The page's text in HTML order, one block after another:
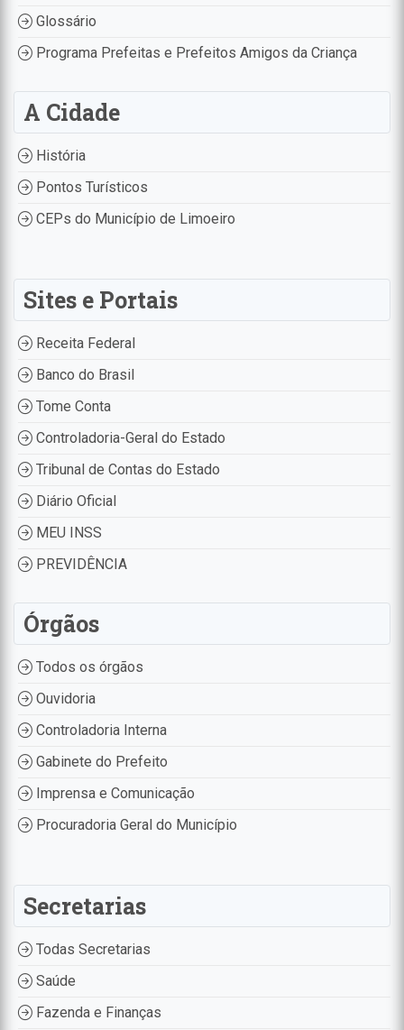
Glossário
Programa Prefeitas e Prefeitos Amigos da Criança
A Cidade
História
Pontos Turísticos
CEPs do Município de Limoeiro
Sites e Portais
Receita Federal
Banco do Brasil
Tome Conta
Controladoria-Geral do Estado
Tribunal de Contas do Estado
Diário Oficial
MEU INSS
PREVIDÊNCIA
Órgãos
Todos os órgãos
Ouvidoria
Controladoria Interna
Gabinete do Prefeito
Imprensa e Comunicação
Procuradoria Geral do Município
Secretarias
Todas Secretarias
Saúde
Fazenda e Finanças